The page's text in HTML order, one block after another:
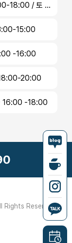
화, 목 16:00-18:00 / 토 13:00-15:00
15:00
-16:00
20:00
16:00 -18:00
Rights Reserved.